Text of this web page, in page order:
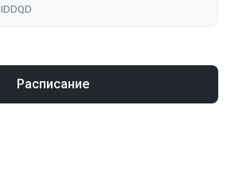
IDDQD
Расписание